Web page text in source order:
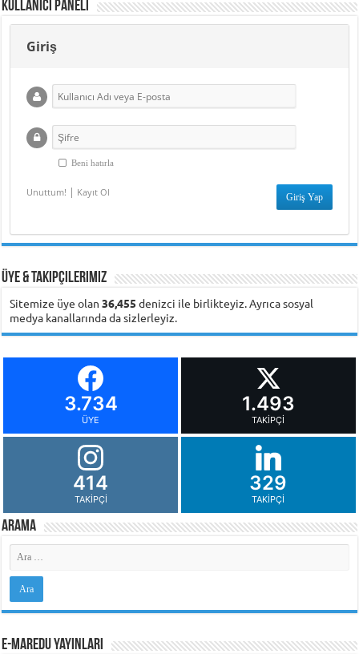
Kullanıcı Paneli
Giriş
Beni hatırla
Unuttum! | Kayıt Ol
Üye & Takipçilerimiz
Sitemize üye olan36,455 denizci ile birlikteyiz. Ayrıca sosyal
medya kanallarında da sizlerleyiz.
3.734
ÜYE
1.493
TAKIPÇI
414
TAKIPÇI
329
TAKIPÇI
Arama
e-MarEdu Yayınları